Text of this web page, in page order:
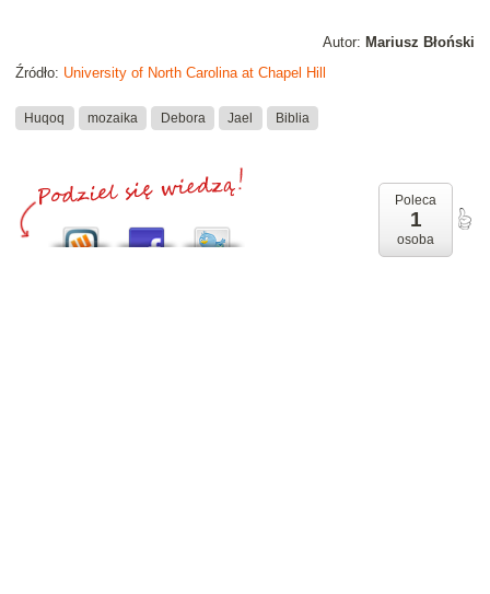
Autor: Mariusz Błoński
Źródło: University of North Carolina at Chapel Hill
Huqoq mozaika Debora Jael Biblia
Poleca
1
osoba